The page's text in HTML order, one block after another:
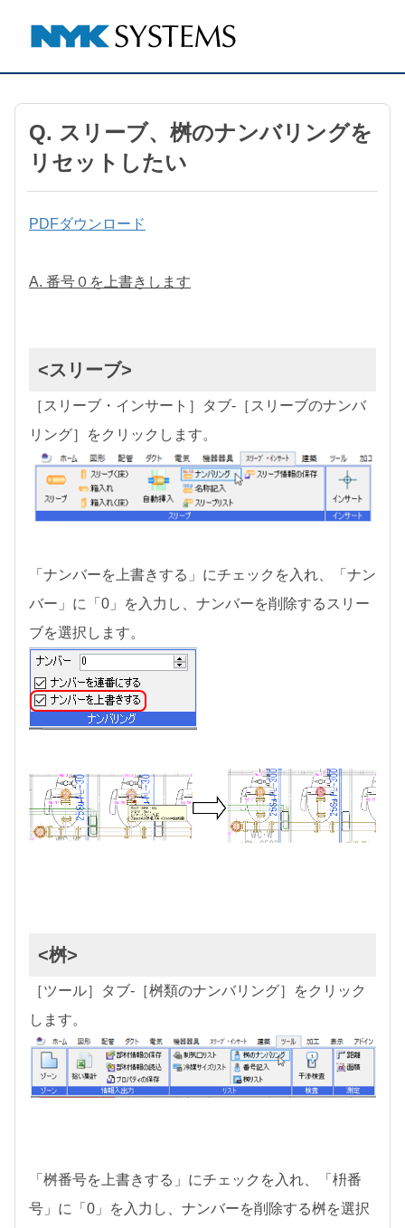
Q. スリーブ、桝のナンバリングを
リセットしたい
PDFダウンロード
A. 番号０を上書きします
<スリーブ>
［スリーブ・インサート］タブ-［スリーブのナンバ
リング］をクリックします。
「ナンバーを上書きする」にチェックを入れ、「ナン
バー」に「0」を入力し、ナンバーを削除するスリー
ブを選択します。
<桝>
［ツール］タブ-［桝類のナンバリング］をクリック
します。
「桝番号を上書きする」にチェックを入れ、「枡番
号」に「0」を入力し、ナンバーを削除する桝を選択